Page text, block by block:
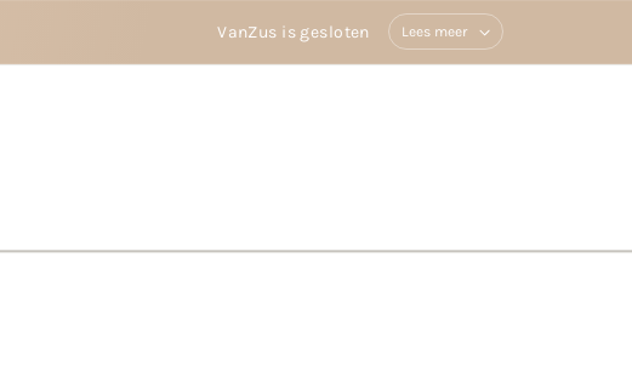
VanZus is gesloten Lees meer